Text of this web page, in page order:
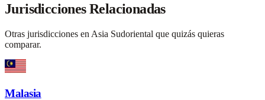
Jurisdicciones Relacionadas
Otras jurisdicciones en Asia Sudoriental que quizás quieras
comparar.
Malasia